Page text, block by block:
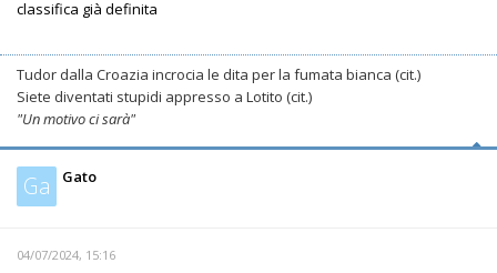
classifica già definita
Tudor dalla Croazia incrocia le dita per la fumata bianca (cit.)
Siete diventati stupidi appresso a Lotito (cit.)
"Un motivo ci sarà"
Ga Gato
04/07/2024, 15:16